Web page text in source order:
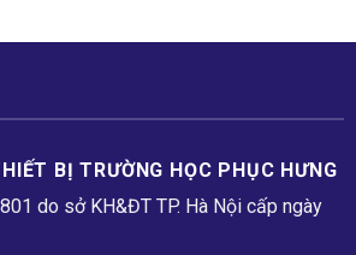
BỊ TRƯỜNG HỌC PHỤC H­ƯNG
do sở KH&ĐT TP. Hà Nội cấp ngày